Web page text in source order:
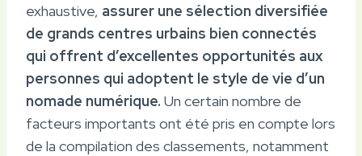
exhaustive, assurer une sélection diversifiée
de grands centres urbains bien connectés
qui offrent d’excellentes opportunités aux
personnes qui adoptent le style de vie d’un
nomade numérique. Un certain nombre de
facteurs importants ont été pris en compte lors
de la compilation des classements, notamment